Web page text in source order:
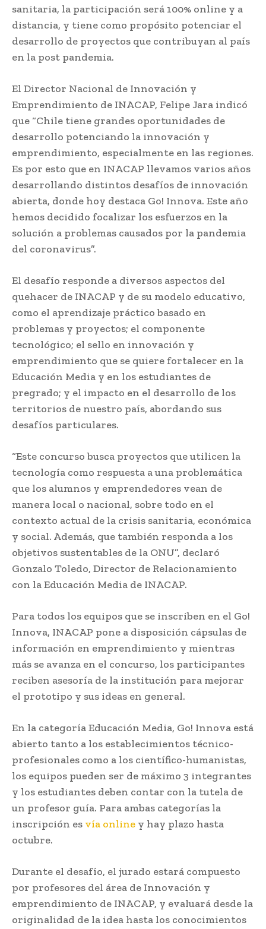
sanitaria, la participación será 100% online y a
distancia, y tiene como propósito potenciar el
desarrollo de proyectos que contribuyan al país
en la post pandemia.
El Director Nacional de Innovación y
Emprendimiento de INACAP, Felipe Jara indicó
que “Chile tiene grandes oportunidades de
desarrollo potenciando la innovación y
emprendimiento, especialmente en las regiones.
Es por esto que en INACAP llevamos varios años
desarrollando distintos desafíos de innovación
abierta, donde hoy destaca Go! Innova. Este año
hemos decidido focalizar los esfuerzos en la
solución a problemas causados por la pandemia
del coronavirus”.
El desafío responde a diversos aspectos del
quehacer de INACAP y de su modelo educativo,
como el aprendizaje práctico basado en
problemas y proyectos; el componente
tecnológico; el sello en innovación y
emprendimiento que se quiere fortalecer en la
Educación Media y en los estudiantes de
pregrado; y el impacto en el desarrollo de los
territorios de nuestro país, abordando sus
desafíos particulares.
“Este concurso busca proyectos que utilicen la
tecnología como respuesta a una problemática
que los alumnos y emprendedores vean de
manera local o nacional, sobre todo en el
contexto actual de la crisis sanitaria, económica
y social. Además, que también responda a los
objetivos sustentables de la ONU”, declaró
Gonzalo Toledo, Director de Relacionamiento
con la Educación Media de INACAP.
Para todos los equipos que se inscriben en el Go!
Innova, INACAP pone a disposición cápsulas de
información en emprendimiento y mientras
más se avanza en el concurso, los participantes
reciben asesoría de la institución para mejorar
el prototipo y sus ideas en general.
En la categoría Educación Media, Go! Innova está
abierto tanto a los establecimientos técnico-
profesionales como a los científico-humanistas,
los equipos pueden ser de máximo 3 integrantes
y los estudiantes deben contar con la tutela de
un profesor guía. Para ambas categorías la
inscripción es vía online y hay plazo hasta
octubre.
Durante el desafío, el jurado estará compuesto
por profesores del área de Innovación y
emprendimiento de INACAP, y evaluará desde la
originalidad de la idea hasta los conocimientos